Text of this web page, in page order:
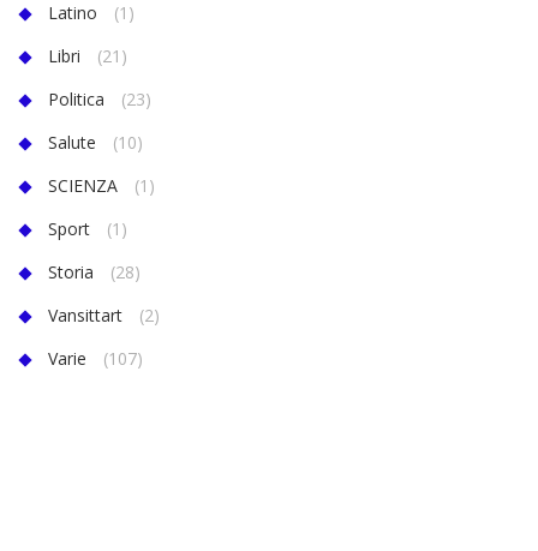
Latino
(1)
Libri
(21)
Politica
(23)
Salute
(10)
SCIENZA
(1)
Sport
(1)
Storia
(28)
Vansittart
(2)
Varie
(107)